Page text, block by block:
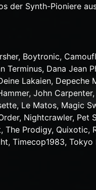
der Synth-Pioniere
Boytronic,
Terminus, Dana Jean
Lakaien, Depeche
John
Le Matos, Magic
Nightcrawler, Pet
The Prodigy, Quixotic,
Timecop1983, Tokyo